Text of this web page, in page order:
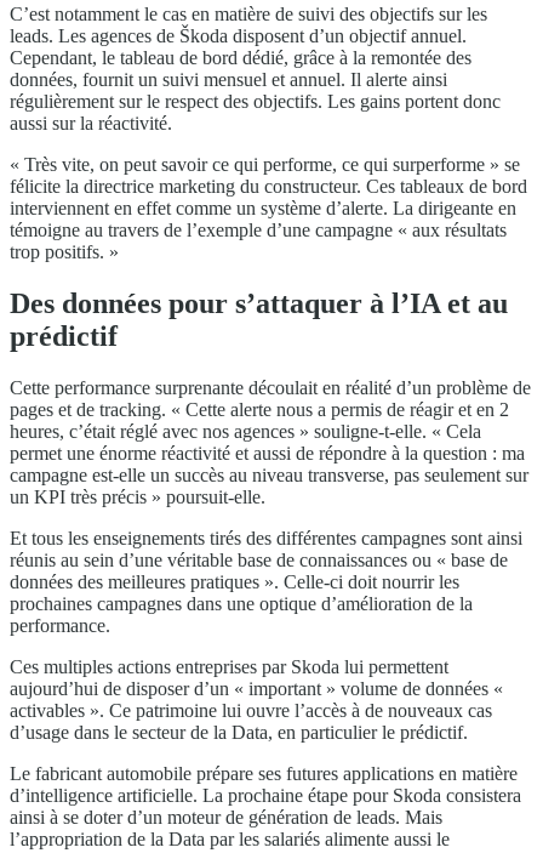
C’est notamment le cas en matière de suivi des objectifs sur les
leads. Les agences de Škoda disposent d’un objectif annuel.
Cependant, le tableau de bord dédié, grâce à la remontée des
données, fournit un suivi mensuel et annuel. Il alerte ainsi
régulièrement sur le respect des objectifs. Les gains portent donc
aussi sur la réactivité.
« Très vite, on peut savoir ce qui performe, ce qui surperforme » se
félicite la directrice marketing du constructeur. Ces tableaux de bord
interviennent en effet comme un système d’alerte. La dirigeante en
témoigne au travers de l’exemple d’une campagne « aux résultats
trop positifs. »
Des données pour s’attaquer à l’IA et au
prédictif
Cette performance surprenante découlait en réalité d’un problème de
pages et de tracking. « Cette alerte nous a permis de réagir et en 2
heures, c’était réglé avec nos agences » souligne-t-elle. « Cela
permet une énorme réactivité et aussi de répondre à la question : ma
campagne est-elle un succès au niveau transverse, pas seulement sur
un KPI très précis » poursuit-elle.
Et tous les enseignements tirés des différentes campagnes sont ainsi
réunis au sein d’une véritable base de connaissances ou « base de
données des meilleures pratiques ». Celle-ci doit nourrir les
prochaines campagnes dans une optique d’amélioration de la
performance.
Ces multiples actions entreprises par Skoda lui permettent
aujourd’hui de disposer d’un « important » volume de données «
activables ». Ce patrimoine lui ouvre l’accès à de nouveaux cas
d’usage dans le secteur de la Data, en particulier le prédictif.
Le fabricant automobile prépare ses futures applications en matière
d’intelligence artificielle. La prochaine étape pour Skoda consistera
ainsi à se doter d’un moteur de génération de leads. Mais
l’appropriation de la Data par les salariés alimente aussi le